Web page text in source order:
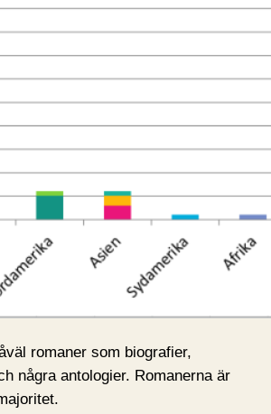
romaner som biografier,
några antologier. Romanerna är